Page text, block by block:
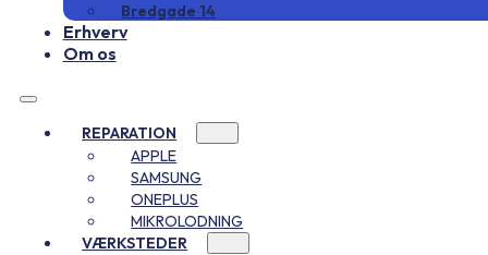
Bredgade 14
Erhverv
Om os
REPARATION
APPLE
SAMSUNG
ONEPLUS
MIKROLODNING
VÆRKSTEDER